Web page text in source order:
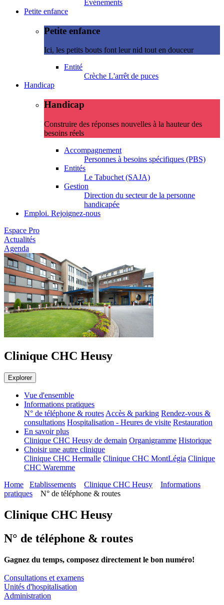
Evénements
Petite enfance
Petite enfance
Ici, les petits bouts font leur nid tout en douceur
Entité
Crèche L'arrêt de puces
Handicap
Handicap
Construire des réponses nouvelles à la hauteur des
besoins réels
Accompagnement
Personnes à besoins spécifiques (PBS)
Entités
Le Tabuchet (SAJA)
Gestion
Direction du secteur de la personne
handicapée
Emploi. Rejoignez-nous
Espace Pro
Actualités
Agenda
Clinique CHC Heusy
Explorer
Vue d'ensemble
Informations pratiques
N° de téléphone & routesAccès & parking Rendez-vous &
consultations Hospitalisation - Heures de visite Restauration
En savoir plus
Clinique CHC Heusy de demain Organigramme Historique
Choisir une autre clinique
Clinique CHC Hermalle Clinique CHC MontLégia Clinique
CHC Waremme
Home
Etablissements Clinique CHC Heusy
Informations
pratiques
N° de téléphone & routes
Clinique CHC Heusy
N° de téléphone & routes
Gagnez du temps, composez directement le bon numéro!
Consultations et examens
Unités d'hospitalisation
Administration